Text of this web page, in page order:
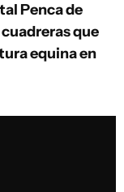
Penca de
que
equina en